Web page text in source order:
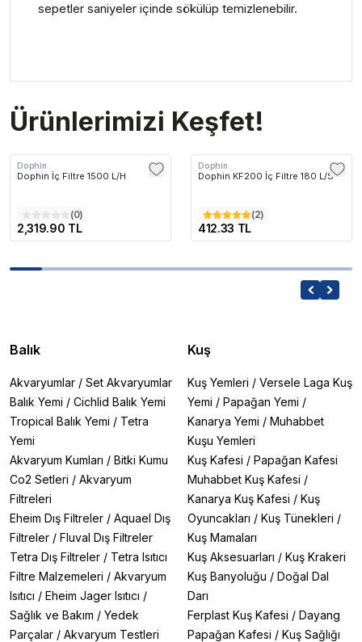
sepetler saniyeler içinde sökülüp temizlenebilir.
Ürünlerimizi Keşfet!
Dophin
Dophin İç Filtre 1500 L/H
(0)
2,319.90 TL
Dophin
Dophin KF200 İç Filtre 180 L/S
(2)
412.33 TL
Balık
Akvaryumlar / Set Akvaryumlar
Balık Yemi / Cichlid Balık Yemi
Tropical Balık Yemi / Tetra
Yemi
Akvaryum Kumları / Bitki Kumu
Co2 Setleri / Akvaryum
Filtreleri
Eheim Dış Filtreler / Aquael Dış
Filtreler / Fluval Dış Filtreler
Tetra Dış Filtreler / Tetra Isıtıcı
Filtre Malzemeleri / Akvaryum
Isıtıcı / Eheim Jager Isıtıcı /
Sağlık ve Bakım / Yedek
Parçalar / Akvaryum Testleri
Kuş
Kuş Yemleri / Versele Laga Kuş
Yemi / Papağan Yemi /
Kanarya Yemi / Muhabbet
Kuşu Yemleri
Kuş Kafesi / Papağan Kafesi
Muhabbet Kuş Kafesi /
Kanarya Kuş Kafesi / Kuş
Oyuncakları / Kuş Tünekleri /
Kuş Mamaları
Kuş Aksesuarları / Kuş Krakeri
Kuş Banyoluğu / Doğal Dal
Darı
Ferplast Kuş Kafesi / Dayang
Papağan Kafesi / Kuş Sağlığı